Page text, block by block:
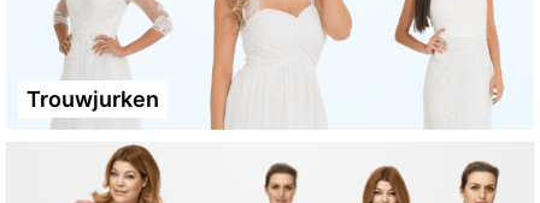
Trouwjurken